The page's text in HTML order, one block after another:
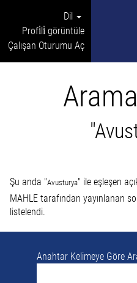
Dil
Profi̇li̇ görüntüle
Çalışan Oturumu Aç
Şu anda "Avusturya" ile eşleşen
MAHLE tarafından yayınlanan
listelendi.
Anahtar Kelimeye Göre